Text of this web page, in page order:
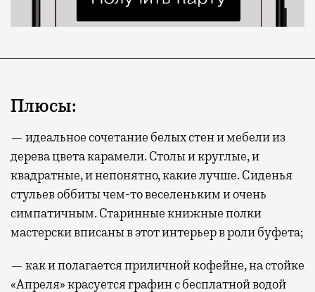
Плюсы:
— идеальное сочетание белых стен и мебели из
дерева цвета карамели. Столы и круглые, и
квадратные, и непонятно, какие лучше. Сиденья
стульев оббиты чем-то веселеньким и очень
симпатичным. Старинные книжные полки
мастерски вписаны в этот интерьер в роли буфета;
— как и полагается приличной кофейне, на стойке
«Апреля» красуется графин с бесплатной водой